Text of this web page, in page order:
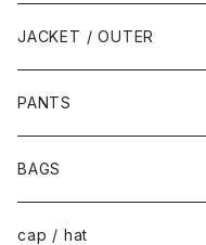
JACKET / OUTER
PANTS
BAGS
cap / hat